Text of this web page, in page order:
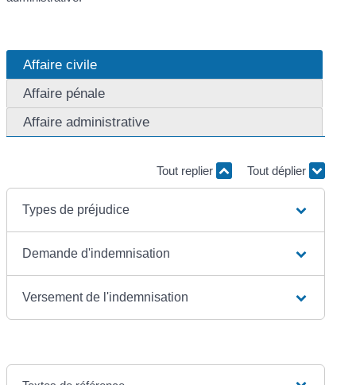
Affaire civile
Affaire pénale
Affaire administrative
Tout replier Tout déplier
Types de préjudice
Demande d'indemnisation
Versement de l'indemnisation